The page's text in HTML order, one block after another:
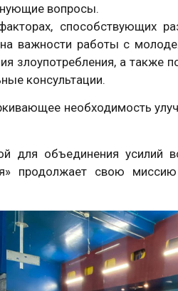
вопросы.
способствующих
на важности работы с
злоупотребления, а также
консультации.
необходимость
для объединения усилий
продолжает свою